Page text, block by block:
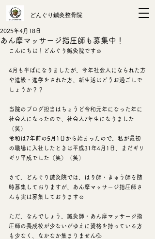
​どんぐり鍼灸整骨院
あん摩マッサージ指圧師も募集中！
2025年4月18日
こんにちは！どんぐり鍼灸院です☺
4月も半ばになりましたが、今年社会人になられた方
や進級・進学をされた方、新生活はどうお過ごしで
しょうか？？
当院のブログ担当はちょうど令和元年になった年に
社会人になったので、社会人7年生になりました
（笑）
令和は7年前の5月1日から始まったので、私が最初
の職場に入社したときは平成31年4月1日、まだギリ
ギリ平成でした（笑）（笑）
さて、どんぐり鍼灸院では、はり師・きゅう師を随
時募集しておりますが、あん摩マッサージ指圧師さ
んも実は募集しております☺
ただ、なんでしょう、鍼灸師・あん摩マッサージ指
圧師の養成校が少ないがゆえに資格を持っている方
も少なく、なかなか集まりません💦